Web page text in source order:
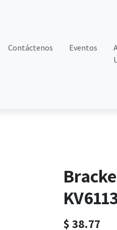
Contáctenos Eventos
$38.77